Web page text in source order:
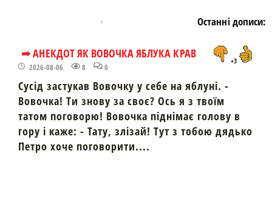
Останні дописи:
➦ АНЕКДОТ ЯК ВОВОЧКА ЯБЛУКА КРАВ
2026-08-06 8 0
+3
Сусід застукав Вовочку у себе на яблуні. -
Вовочка! Ти знову за своє? Ось я з твоїм
татом поговорю! Вовочка піднімає голову в
гору і каже: - Тату, злізай! Тут з тобою дядько
Петро хоче поговорити....